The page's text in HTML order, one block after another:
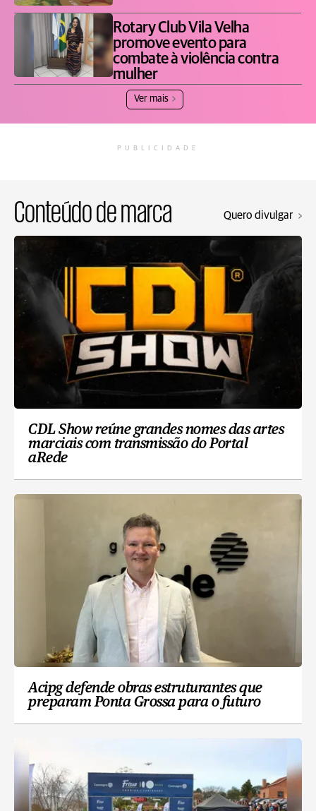
Rotary Club Vila Velha
promove evento para
combate à violência contra
mulher
Ver mais
PUBLICIDADE
Conteúdo de marca Quero divulgar
CDL Show reúne grandes nomes das artes
marciais com transmissão do Portal
aRede
Acipg defende obras estruturantes que
preparam Ponta Grossa para o futuro